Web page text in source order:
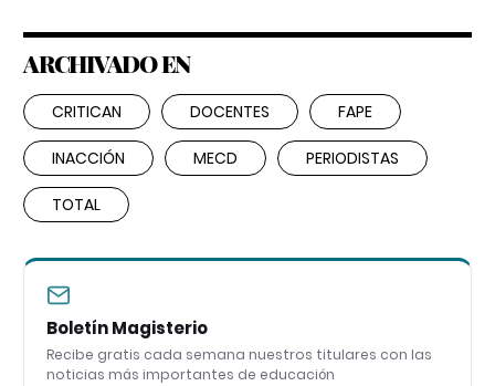
ARCHIVADO EN
CRITICAN DOCENTES FAPE
INACCIÓN MECD PERIODISTAS
TOTAL
Boletín Magisterio
Recibe gratis cada semana nuestros titulares con las
noticias más importantes de educación